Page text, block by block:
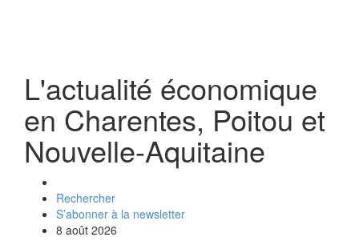
L'actualité économique
en Charentes, Poitou et
Nouvelle-Aquitaine
Rechercher
S’abonner à la newsletter
8 août 2026